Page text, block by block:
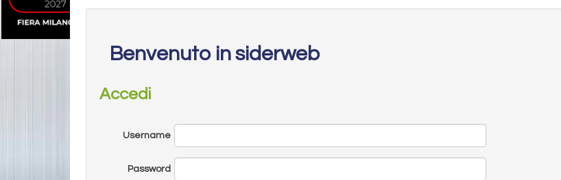
Benvenuto in siderweb
Accedi
Username
Password